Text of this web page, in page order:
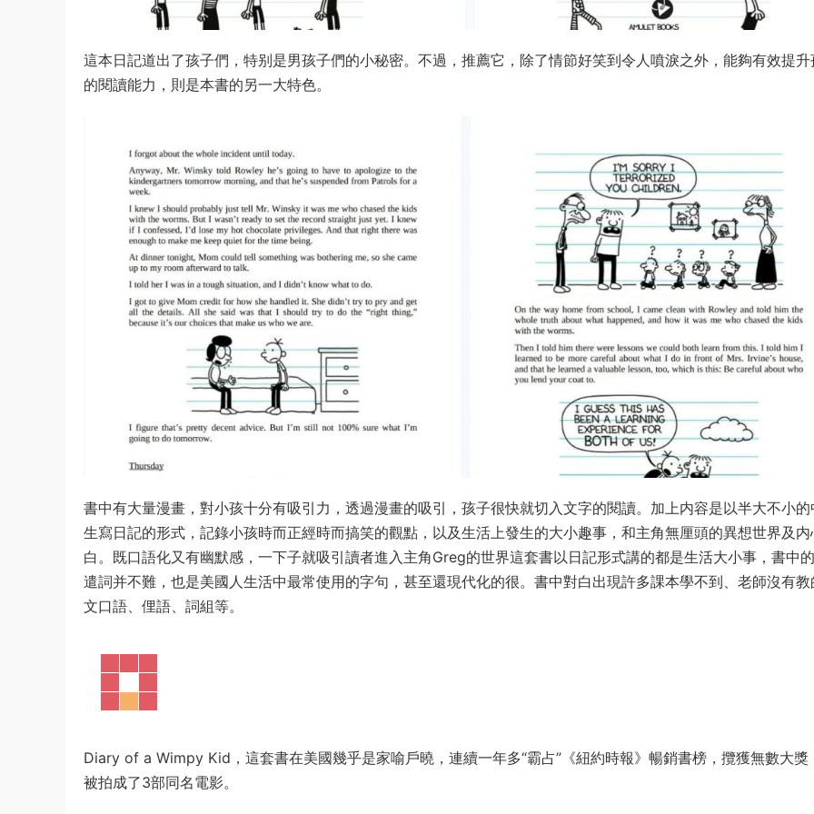
這本日記道出了孩子們，特别是男孩子們的小秘密。不過，推薦它，除了情節好笑到令人噴淚之外，能夠有效提升
的閱讀能力，則是本書的另一大特色。
書中有大量漫畫，對小孩十分有吸引力，透過漫畫的吸引，孩子很快就切入文字的閱讀。加上内容是以半大不小的
生寫日記的形式，記錄小孩時而正經時而搞笑的觀點，以及生活上發生的大小趣事，和主角無厘頭的異想世界及内
白。既口語化又有幽默感，一下子就吸引讀者進入主角Greg的世界這套書以日記形式講的都是生活大小事，書中
遣詞并不難，也是美國人生活中最常使用的字句，甚至還現代化的很。書中對白出現許多課本學不到、老師沒有教
文口語、俚語、詞組等。
Diary of a Wimpy Kid，這套書在美國幾乎是家喻戶曉，連續一年多“霸占”《紐約時報》暢銷書榜，攬獲無數大獎
被拍成了3部同名電影。